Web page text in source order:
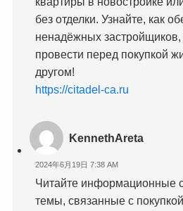
без отделки. Узнайте, как
ненадёжных застройщиков,
провести перед покупкой
другом!
https://citadel-ca.ru
KennethAreta
2024年6月19日 7:38 AM
Читайте информационные
темы, связанные с